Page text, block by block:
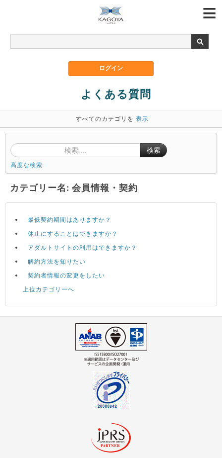
よくある質問
すべてのカテゴリを 表示
検索
高度な検索
カテゴリー名: 会員情報・契約
最低契約期間はありますか？
休止にすることはできますか？
アダルトサイトの利用はできますか？
解約方法を知りたい
契約者情報の変更をしたい
上位カテゴリーへ